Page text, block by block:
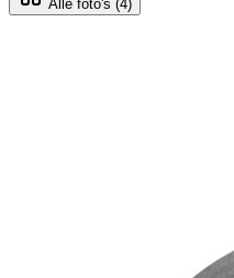
Alle foto's (4)